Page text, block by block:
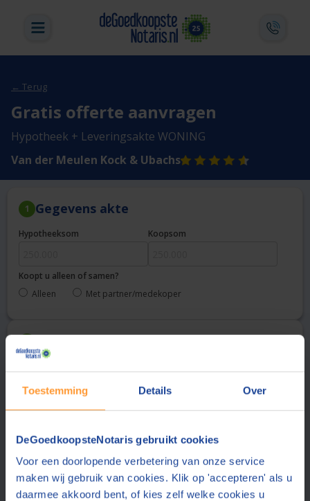
Toestemming Details Over
DeGoedkoopsteNotaris gebruikt cookies
Voor een doorlopende verbetering van onze service
maken wij gebruik van cookies. Klik op 'accepteren' als u
daarmee akkoord bent, of kies zelf welke cookies u
← Terug
Gratis offerte aanvragen
Hypotheek + Leveringsakte WONING
Van der Meulen Kock & Ubachs
1 Gegevens akte
Hypotheeksom Koopsom
Koopt u alleen of samen?
Alleen
Met partner/medekoper
De notaris stuurt de offerte aan dit e-mailadres
Telefoonnummer